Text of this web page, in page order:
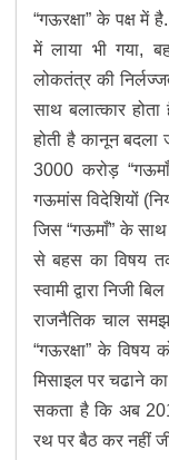
“गऊरक्षा” के पक्ष में
में लाया भी गया,
लोकतंत्र की
साथ बलात्कार
होती है कानून
3000 करोड़
गऊमांस विदेशियों
जिस “गऊमाँ” के
से बहस का विषय
स्वामी द्वारा निजी
राजनैतिक चाल समझ
“गऊरक्षा” के विषय
मिसाइल पर चढाने
सकता है कि अब
रथ पर बैठ कर नहीं